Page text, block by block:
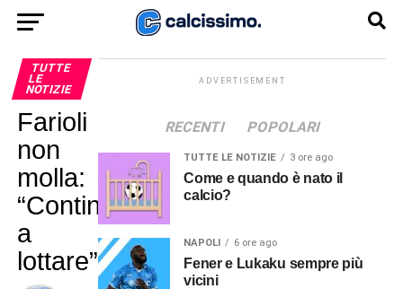
TUTTE
LE
NOTIZIE
Farioli
non
molla:
“Continuiamo
a
lottare”
ADVERTISEMENT
RECENTI POPOLARI
TUTTE LE NOTIZIE 3 ore ago
Come e quando è nato il
calcio?
NAPOLI 6 ore ago
Fener e Lukaku sempre più
vicini